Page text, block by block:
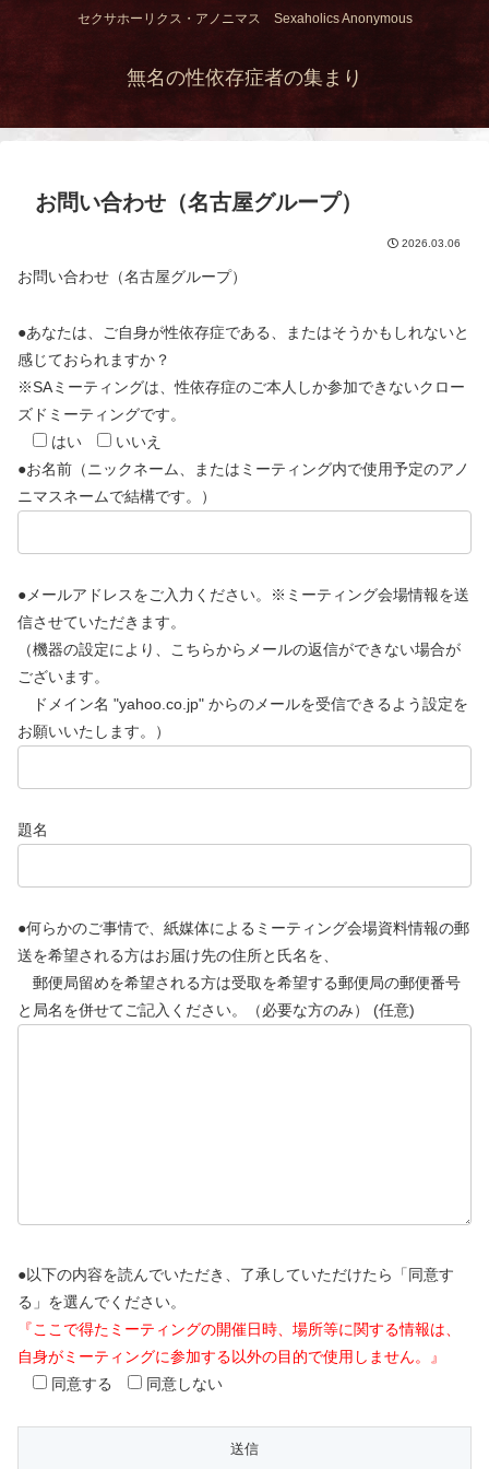
セクサホーリクス・アノニマス Sexaholics Anonymous
無名の性依存症者の集まり
お問い合わせ（名古屋グループ）
2026.03.06
お問い合わせ（名古屋グループ）
●あなたは、ご自身が性依存症である、またはそうかもしれないと
感じておられますか？
※SAミーティングは、性依存症のご本人しか参加できないクロー
ズドミーティングです。
はい
いいえ
●お名前（ニックネーム、またはミーティング内で使用予定のアノ
ニマスネームで結構です。）
●メールアドレスをご入力ください。※ミーティング会場情報を送
信させていただきます。
（機器の設定により、こちらからメールの返信ができない場合が
ございます。
ドメイン名 "yahoo.co.jp" からのメールを受信できるよう設定を
お願いいたします。）
題名
●何らかのご事情で、紙媒体によるミーティング会場資料情報の郵
送を希望される方はお届け先の住所と氏名を、
郵便局留めを希望される方は受取を希望する郵便局の郵便番号
と局名を併せてご記入ください。（必要な方のみ） (任意)
●以下の内容を読んでいただき、了承していただけたら「同意す
る」を選んでください。
『ここで得たミーティングの開催日時、場所等に関する情報は、
自身がミーティングに参加する以外の目的で使用しません。』
同意する
同意しない